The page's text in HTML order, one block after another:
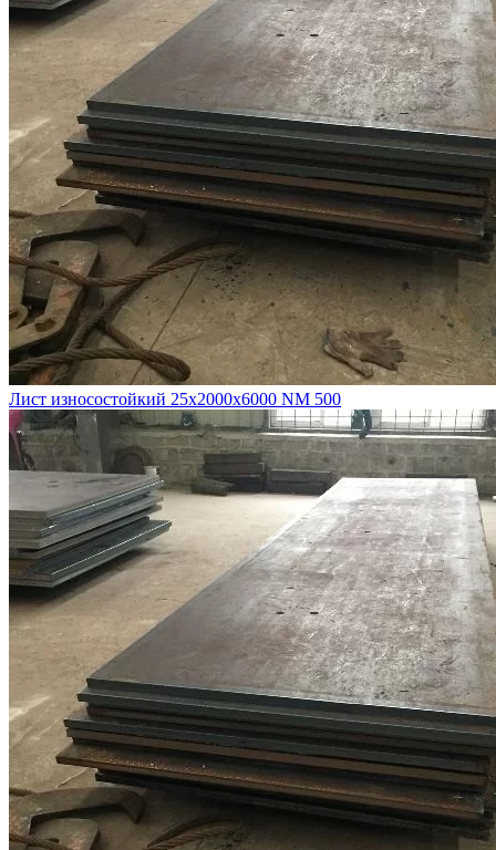
Лист износостойкий 25х2000х6000 NM 500